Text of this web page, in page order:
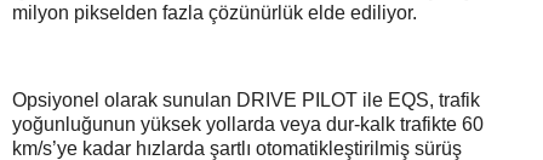
milyon pikselden fazla çözünürlük elde ediliyor.
Opsiyonel olarak sunulan DRIVE PILOT ile EQS, trafik
yoğunluğunun yüksek yollarda veya dur-kalk trafikte 60
km/s’ye kadar hızlarda şartlı otomatikleştirilmiş sürüş